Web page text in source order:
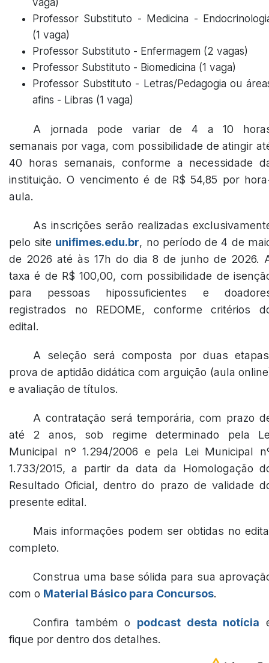
vaga)
Professor Substituto - Medicina -
(1 vaga)
Professor Substituto - Enfermagem (2 vagas)
Professor Substituto - Biomedicina (1 vaga)
Professor Substituto - Letras/Pedagogia ou
afins - Libras (1 vaga)
A jornada pode variar de 4 a 10
semanais por vaga, com possibilidade de atingir
40 horas semanais, conforme a necessidade
instituição. O vencimento é de R$ 54,85 por
aula.
As inscrições serão realizadas
pelo site unifimes.edu.br, no período de 4 de
de 2026 até às 17h do dia 8 de junho de 2026.
taxa é de R$ 100,00, com possibilidade de
para pessoas hipossuficientes e
registrados no REDOME, conforme critérios
edital.
A seleção será composta por duas
prova de aptidão didática com arguição (aula
e avaliação de títulos.
A contratação será temporária, com prazo
até 2 anos, sob regime determinado pela
Municipal nº 1.294/2006 e pela Lei Municipal
1.733/2015, a partir da data da Homologação
Resultado Oficial, dentro do prazo de validade
presente edital.
Mais informações podem ser obtidas no
completo.
Construa uma base sólida para sua
com o Material Básico para Concursos.
Confira também o podcast desta notícia
fique por dentro dos detalhes.